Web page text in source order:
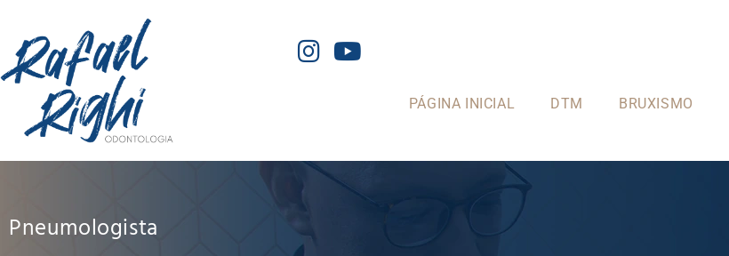
PÁGINA INICIAL DTM BRUXISMO
Pneumologista